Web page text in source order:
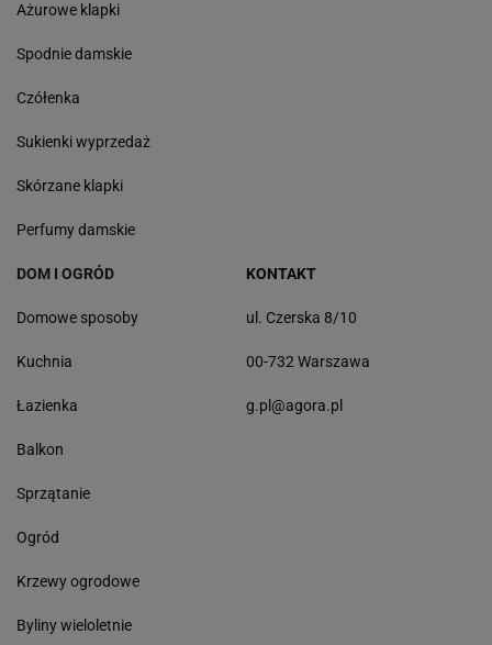
Ażurowe klapki
Spodnie damskie
Czółenka
Sukienki wyprzedaż
Skórzane klapki
Perfumy damskie
DOM I OGRÓD
Domowe sposoby
Kuchnia
Łazienka
Balkon
Sprzątanie
Ogród
Krzewy ogrodowe
Byliny wieloletnie
KONTAKT
ul. Czerska 8/10
00-732 Warszawa
g.pl@agora.pl